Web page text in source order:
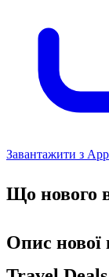
Завантажити з
Що нового в
Опис нової